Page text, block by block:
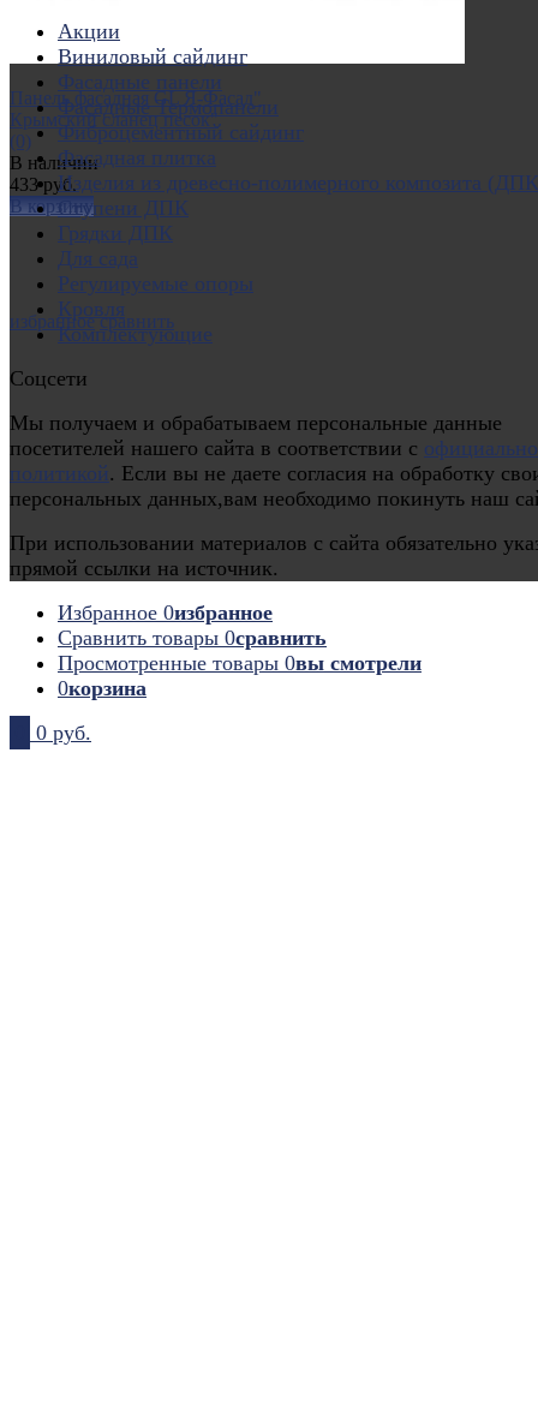
избранное сравнить
Панель фасадная GL Я-Фасад"
Крымский сланец песок"
(0)
В наличии
433 руб.
В корзину
Акции
Виниловый сайдинг
Фасадные панели
Фасадные Термопанели
Фиброцементный сайдинг
Фасадная плитка
Изделия из древесно-полимерного композита
Ступени ДПК
Грядки ДПК
Для сада
Регулируемые опоры
Кровля
Комплектующие
Соцсети
Мы получаем и обрабатываем персональные данные
посетителей нашего сайта в соответствии с
политикой. Если вы не даете согласия на обработку
персональных данных,вам необходимо покинуть наш
При использовании материалов с сайта обязательно
прямой ссылки на источник.
Избранное 0избранное
Сравнить товары 0сравнить
Просмотренные товары 0вы смотрели
0корзина
0 руб.